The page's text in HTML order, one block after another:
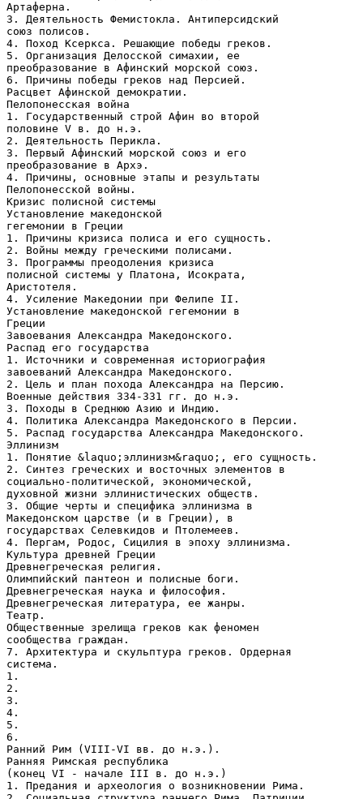
Артаферна.
3. Деятельность Фемистокла. Антиперсидский
союз полисов.
4. Поход Ксеркса. Решающие победы греков.
5. Организация Делосской симахии, ее
преобразование в Афинский морской союз.
6. Причины победы греков над Персией.
Расцвет Афинской демократии.
Пелопонесская война
1. Государственный строй Афин во второй
половине V в. до н.э.
2. Деятельность Перикла.
3. Первый Афинский морской союз и его
преобразование в Архэ.
4. Причины, основные этапы и результаты
Пелопонесской войны.
Кризис полисной системы
Установление македонской
гегемонии в Греции
1. Причины кризиса полиса и его сущность.
2. Войны между греческими полисами.
3. Программы преодоления кризиса
полисной системы у Платона, Исократа,
Аристотеля.
4. Усиление Македонии при Фелипе II.
Установление македонской гегемонии в
Греции
Завоевания Александра Македонского.
Распад его государства
1. Источники и современная историография
завоеваний Александра Македонского.
2. Цель и план похода Александра на Персию.
Военные действия 334-331 гг. до н.э.
3. Походы в Среднюю Азию и Индию.
4. Политика Александра Македонского в Персии.
5. Распад государства Александра Македонского.
Эллинизм
1. Понятие &laquo;эллинизм&raquo;, его сущность.
2. Синтез греческих и восточных элементов в
социально-политической, экономической,
духовной жизни эллинистических обществ.
3. Общие черты и специфика эллинизма в
Македонском царстве (и в Греции), в
государствах Селевкидов и Птолемеев.
4. Пергам, Родос, Сицилия в эпоху эллинизма.
Культура древней Греции
Древнегреческая религия.
Олимпийский пантеон и полисные боги.
Древнегреческая наука и философия.
Древнегреческая литература, ее жанры.
Театр.
Общественные зрелища греков как феномен
сообщества граждан.
7. Архитектура и скульптура греков. Ордерная
система.
1.
2.
3.
4.
5.
6.
Ранний Рим (VIII-VI вв. до н.э.).
Ранняя Римская республика
(конец VI - начале III в. до н.э.)
1. Предания и археология о возникновении Рима.